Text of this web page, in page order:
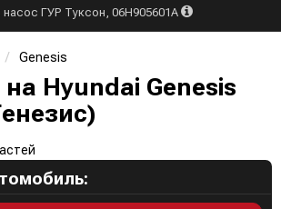
ГУР Туксон, 06H905601A
Genesis
Hyundai Genesis